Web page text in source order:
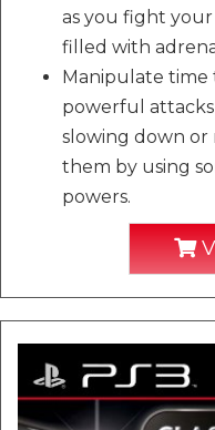
as you fight
filled with
Manipulate time
powerful
slowing down or
them by using
powers.